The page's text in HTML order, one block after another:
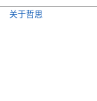
关于哲思